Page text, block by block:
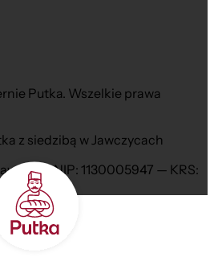
Putka. Wszelkie prawa
z siedzibą w Jawczycach
NIP: 1130005947 — KRS: